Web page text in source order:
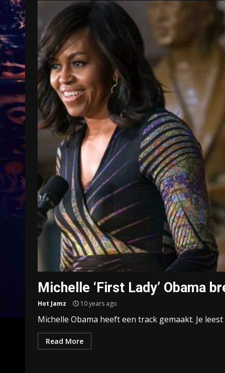
Michelle ‘First Lady’ Obama
Hot Jamz 10 years ago
Michelle Obama heeft een track gemaakt. Je
Read More
Treinkaartjes worden duurder,
abonnementen verdwijnen
9 months ago